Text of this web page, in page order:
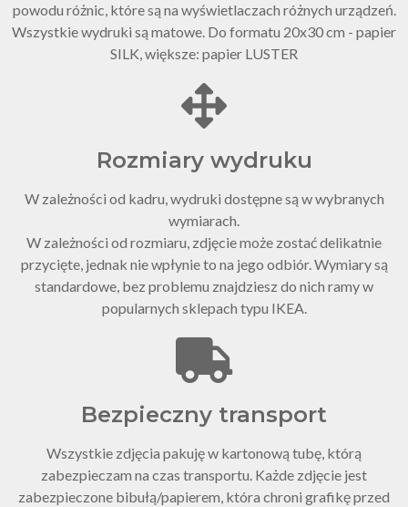
powodu różnic, które są na wyświetlaczach różnych urządzeń.
Wszystkie wydruki są matowe. Do formatu 20x30 cm - papier
SILK, większe: papier LUSTER
Rozmiary wydruku
W zależności od kadru, wydruki dostępne są w wybranych
wymiarach.
W zależności od rozmiaru, zdjęcie może zostać delikatnie
przycięte, jednak nie wpłynie to na jego odbiór. Wymiary są
standardowe, bez problemu znajdziesz do nich ramy w
popularnych sklepach typu IKEA.
Bezpieczny transport
Wszystkie zdjęcia pakuję w kartonową tubę, którą
zabezpieczam na czas transportu. Każde zdjęcie jest
zabezpieczone bibułą/papierem, która chroni grafikę przed